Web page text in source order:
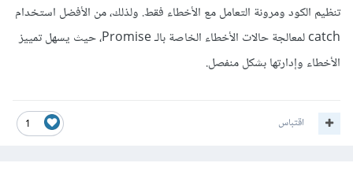
تنظيم الكود ومرونة التعامل مع الأخطاء فقط. ولذلك، من الأفضل استخدام
catch لمعالجة حالات الأخطاء الخاصة بالـ Promise، حيث يسهل تمييز
الأخطاء وإدارتها بشكل منفصل.
1 اقتباس